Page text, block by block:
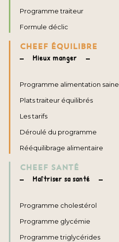
Programme traiteur
Formule déclic
CHEEF ÉQUILIBRE
Mieux manger
Programme alimentation saine
Plats traiteur équilibrés
Les tarifs
Déroulé du programme
Rééquilibrage alimentaire
CHEEF SANTÉ
Maîtriser sa santé
Programme cholestérol
Programme glycémie
Programme triglycérides